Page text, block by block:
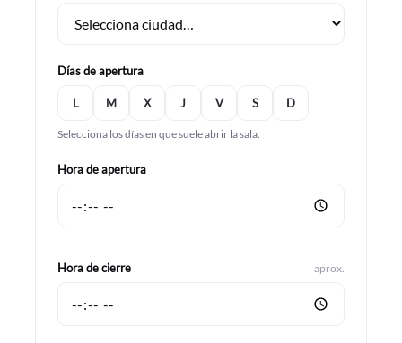
Días de apertura
L M X J V S D
Selecciona los días en que suele abrir la sala.
Hora de apertura
Hora de cierre aprox.